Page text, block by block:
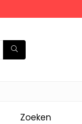
Zoeken